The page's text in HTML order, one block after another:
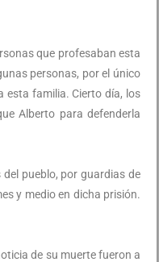
que profesaban esta
personas, por el único
esta familia. Cierto día, los
Alberto para defenderla
pueblo, por guardias de
y medio en dicha prisión.
de su muerte fueron a